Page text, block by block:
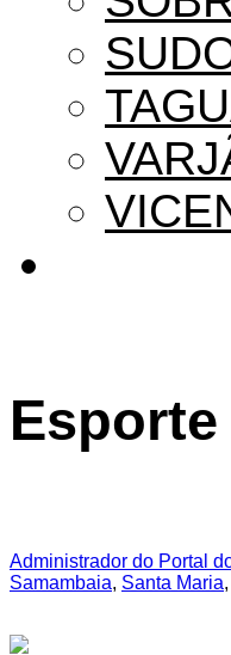
Administrador do Portal
Samambaia, Santa Maria,